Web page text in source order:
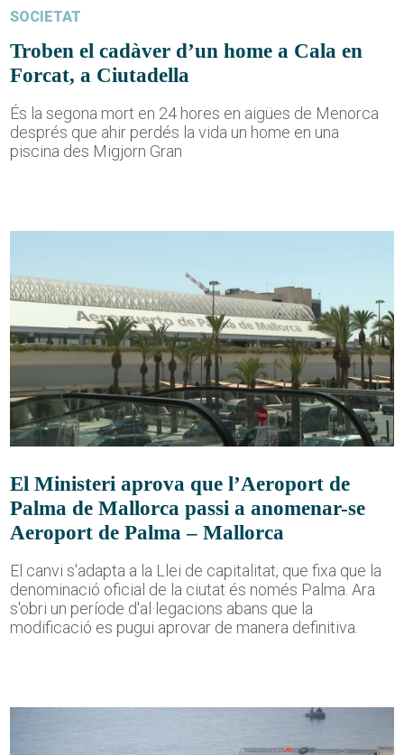
SOCIETAT
Troben el cadàver d’un home a Cala en
Forcat, a Ciutadella
És la segona mort en 24 hores en aigües de Menorca
després que ahir perdés la vida un home en una
piscina des Migjorn Gran
El Ministeri aprova que l’Aeroport de
Palma de Mallorca passi a anomenar-se
Aeroport de Palma – Mallorca
El canvi s'adapta a la Llei de capitalitat, que fixa que la
denominació oficial de la ciutat és només Palma. Ara
s'obri un període d'al·legacions abans que la
modificació es pugui aprovar de manera definitiva.